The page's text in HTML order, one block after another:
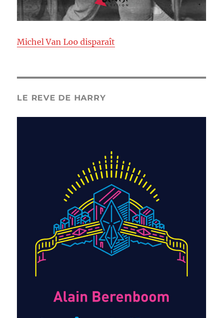
Michel Van Loo disparaît
LE REVE DE HARRY